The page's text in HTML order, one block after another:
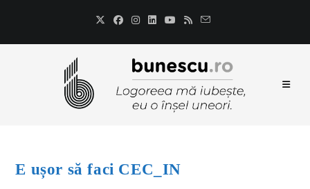
E ușor să faci CEC_IN